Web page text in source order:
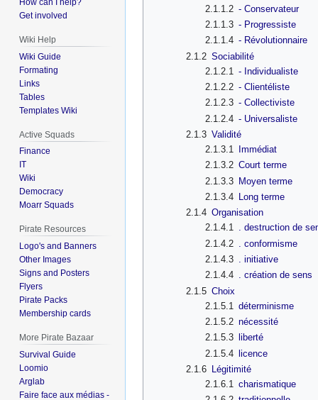
2.1.1.2 - Conservateur
2.1.1.3 - Progressiste
2.1.1.4 - Révolutionnaire
2.1.2 Sociabilité
2.1.2.1 - Individualiste
2.1.2.2 - Clientéliste
2.1.2.3 - Collectiviste
2.1.2.4 - Universaliste
2.1.3 Validité
2.1.3.1
Immédiat
2.1.3.2 Court terme
2.1.3.3 Moyen terme
2.1.3.4
Long terme
2.1.4 Organisation
2.1.4.1 . destruction de
2.1.4.2
. conformisme
2.1.4.3
. initiative
2.1.4.4 . création de sens
2.1.5 Choix
2.1.5.1 déterminisme
2.1.5.2 nécessité
2.1.5.3
liberté
2.1.5.4 licence
2.1.6
Légitimité
2.1.6.1
charismatique
Get involved
Wiki Help
Wiki Guide
Formating
Links
Tables
Templates Wiki
Active Squads
Finance
IT
Wiki
Democracy
Moarr Squads
Pirate Resources
Logo's and Banners
Other Images
Signs and Posters
Flyers
Pirate Packs
Membership cards
More Pirate Bazaar
Survival Guide
Loomio
Arglab
Faire face aux médias -